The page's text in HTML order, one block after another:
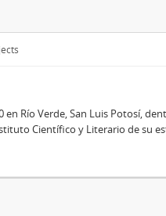
en Río Verde, San Luis Potosí,
Científico y Literario de su